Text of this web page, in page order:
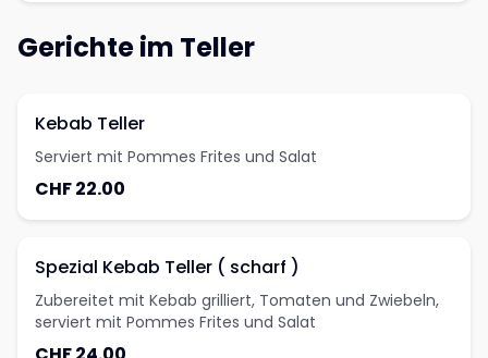
Gerichte im Teller
Kebab Teller
Serviert mit Pommes Frites und Salat
CHF 22.00
Spezial Kebab Teller ( scharf )
Zubereitet mit Kebab grilliert, Tomaten und Zwiebeln,
serviert mit Pommes Frites und Salat